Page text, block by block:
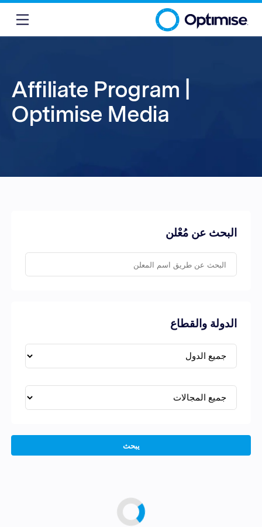
Affiliate Program |
Optimise Media
البحث عن مُعْلن
الدولة والقطاع
يبحث